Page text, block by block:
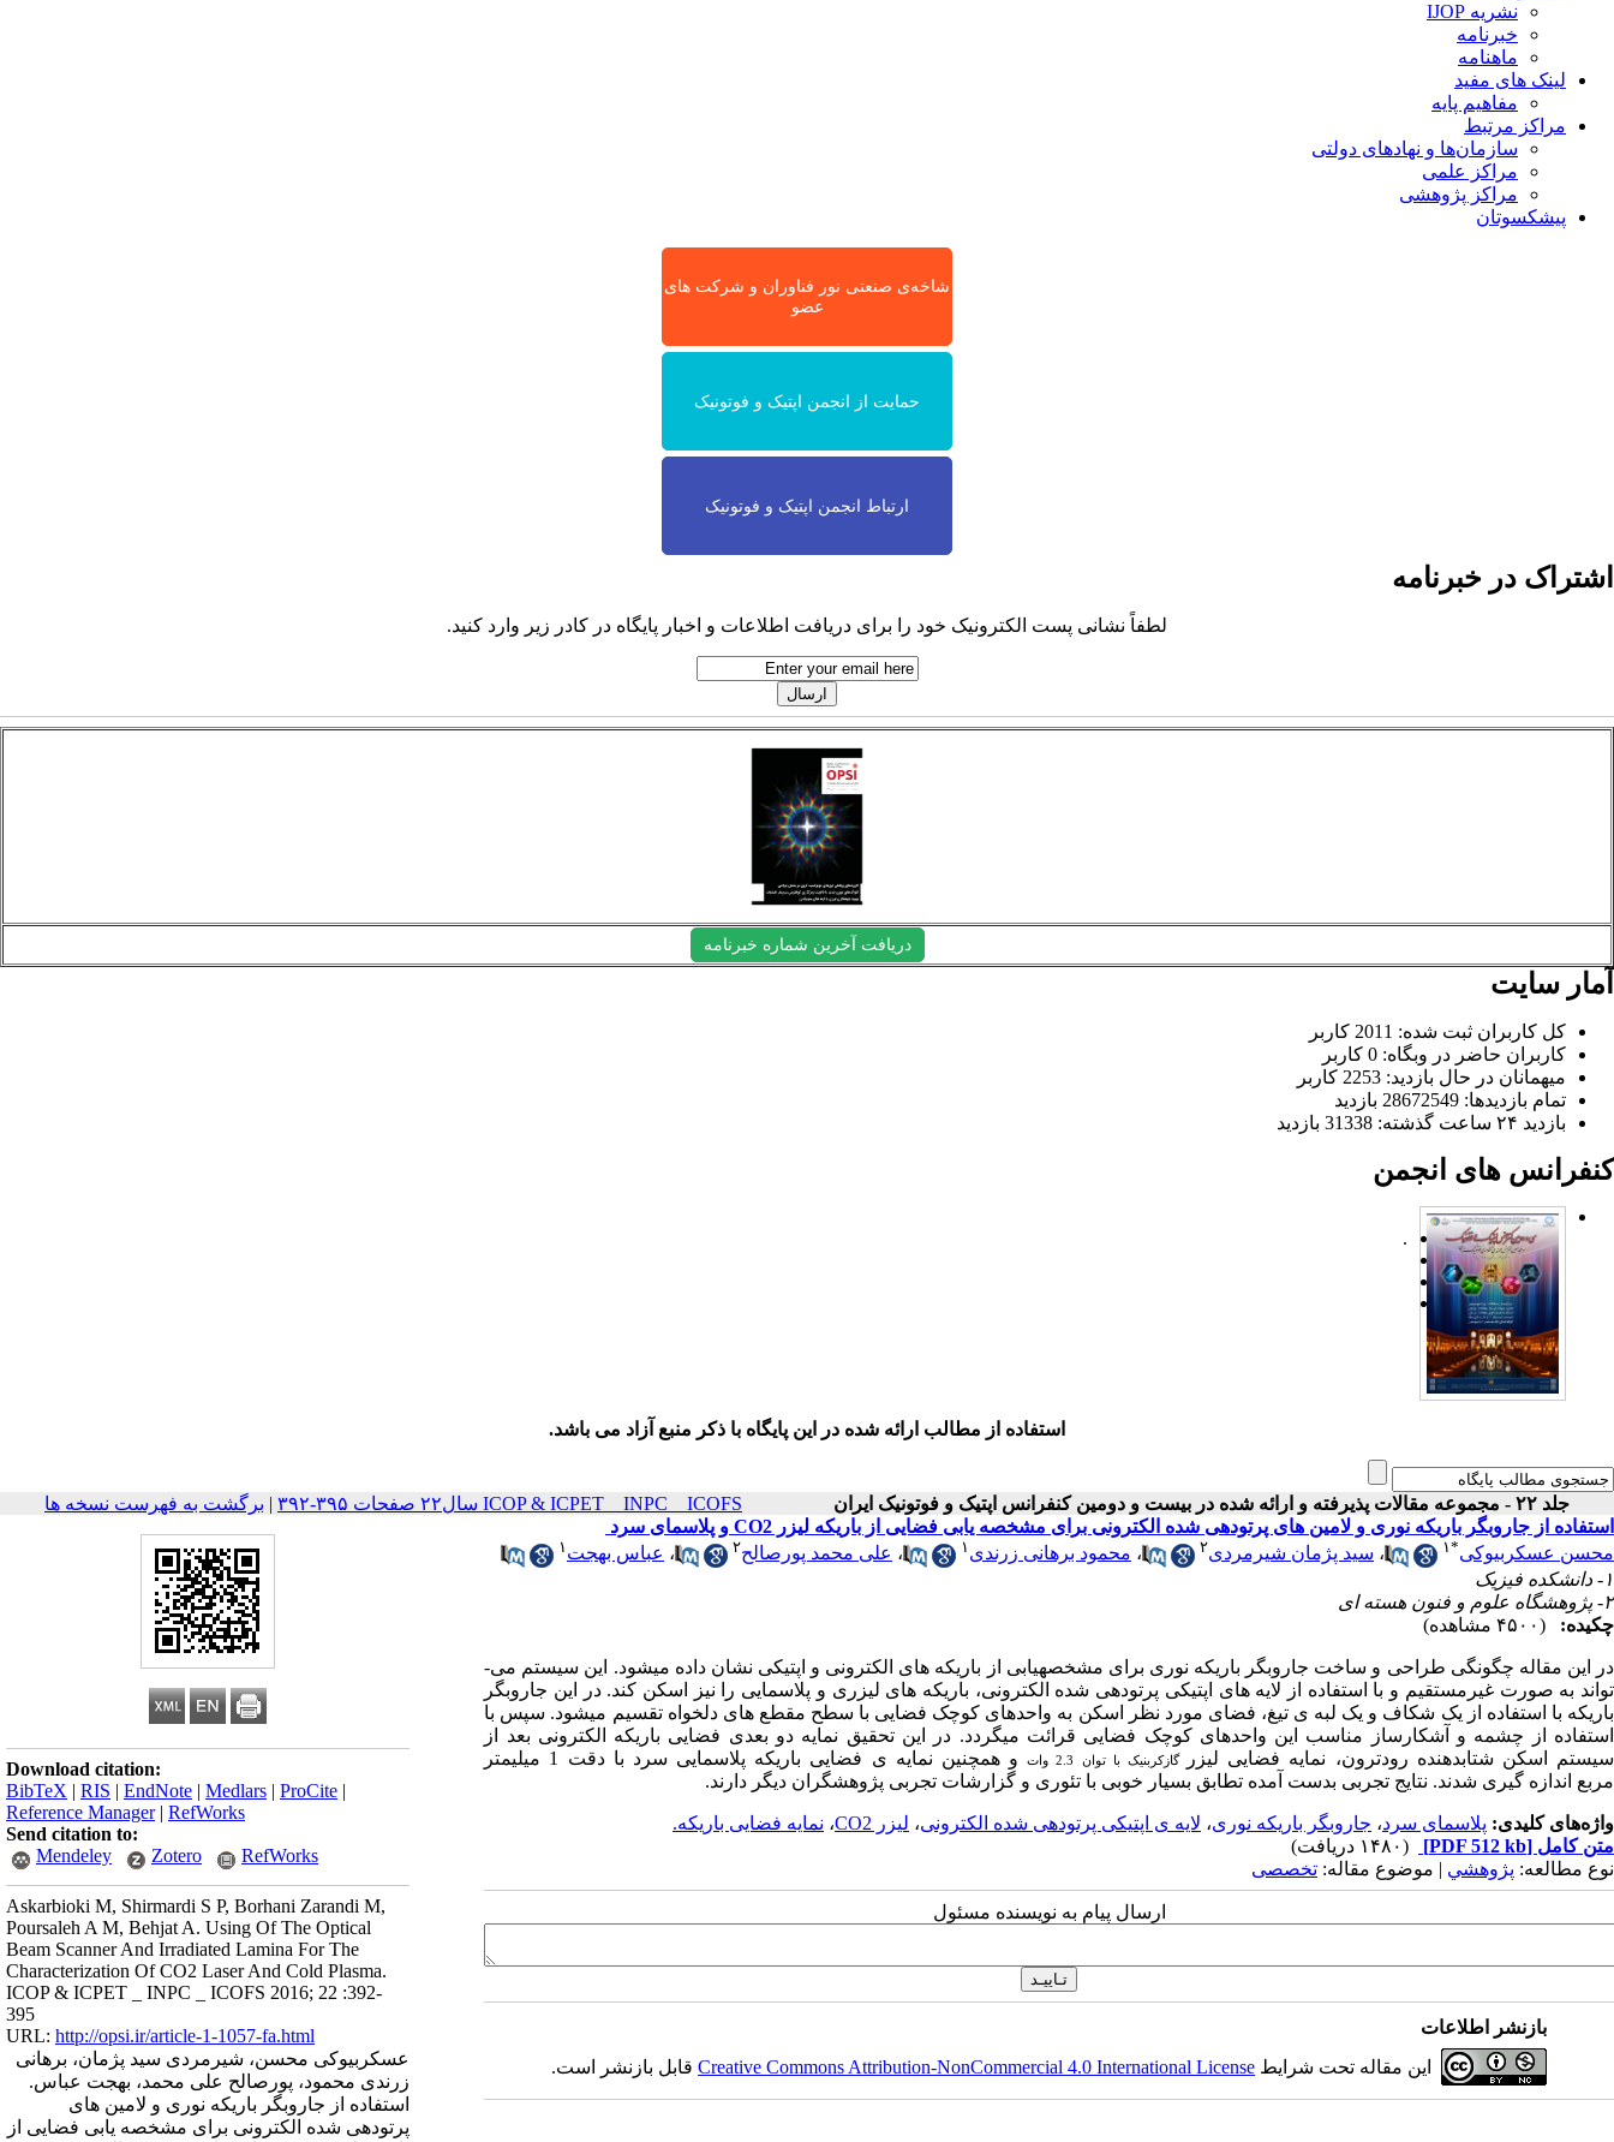
نشریه IJOP
خبرنامه
ماهنامه
لینک های مفید
مفاهیم پایه
مراکز مرتبط
سازمان‌ها و نهادهای دولتی
مراکز علمی
مراکز پژوهشی
پیشکسوتان
شاخه‌ی صنعتی نور فناوران و شرکت های
عضو
حمایت از انجمن اپتیک و فوتونیک
ارتباط انجمن اپتیک و فوتونیک
اشتراک در خبرنامه
لطفاً نشانی پست الکترونیک خود را برای دریافت اطلاعات و اخبار پایگاه در کادر زیر وارد کنید.
دریافت آخرین شماره خبرنامه
آمار سایت
کل کاربران ثبت شده: 2011 کاربر
کاربران حاضر در وبگاه: 0 کاربر
میهمانان در حال بازدید: 2253 کاربر
تمام بازدید‌ها: 28672549 بازدید
بازدید ۲۴ ساعت گذشته: 31338 بازدید
کنفرانس های انجمن
.
استفاده از مطالب ارائه شده در این پایگاه با ذکر منبع آزاد می باشد.
جلد ۲۲ - مجموعه مقالات پذیرفته و ارائه شده در بیست و دومین کنفرانس اپتیک و فوتونیک ایران ICOP & ICPET _ INPC _ ICOFS سال۲۲ صفحات ۳۹۵-۳۹۲ | برگشت به فهرست نسخه ها
Download citation:
BibTeX | RIS | EndNote | Medlars | ProCite |
Reference Manager| RefWorks
Send citation to:
Mendeley
Zotero RefWorks
Askarbioki M, Shirmardi S P, Borhani Zarandi M,
Poursaleh A M, Behjat A. Using Of The Optical
Beam Scanner And Irradiated Lamina For The
Characterization Of CO2 Laser And Cold Plasma.
ICOP & ICPET _ INPC _ ICOFS 2016; 22 :392-
395
URL: http://opsi.ir/article-1-1057-fa.html
عسکربیوکی محسن، شیرمردی سید پژمان، برهانی
زرندی محمود، پورصالح علی محمد، بهجت عباس.
استفاده از جاروبگر باریکه نوری و لامین های
پرتودهی شده الکترونی برای مشخصه ‏یابی فضایی از
استفاده از جاروبگر باریکه نوری و لامین های پرتودهی شده الکترونی برای مشخصه ‏یابی فضایی از باریکه لیزر ‏CO2‎‏ و پلاسمای سرد‎ ‎
محسن عسکربیوکی*۱ ، سید پژمان شیرمردی۲ ، محمود برهانی زرندی ۱ ، علی محمد پورصالح۲ ، عباس بهجت ۱
۱- دانشکده فیزیک
۲- پژوهشگاه علوم و فنون هسته ای
چکیده:
(۴۵۰۰ مشاهده)
در این مقاله چگونگی طراحی و ساخت جاروبگر باریکه نوریبرای مشخصه­یابی از باریکه ­های الکترونی و اپتیکی نشان داده می­شود. این سیستم می­
تواند به صورت غیرمستقیم و با استفاده از لایه­ های اپتیکی پرتودهی شده الکترونی، باریکه ­های لیزری و پلاسمایی را نیز اسکن کند. در این جاروبگر
باریکه با استفاده از یک شکاف و یک لبه­ ی تیغ، فضای مورد نظر اسکن به واحدهای کوچک فضایی با سطح مقطع­ های دلخواه تقسیم می­شود. سپس با
استفاده از چشمه و آشکارساز مناسب این واحدهای کوچک فضایی قرائت می­گردد. در این تحقیق نمایه دو بعدی فضایی باریکه الکترونی بعد از
سیستم اسکن شتابدهنده رودترون، نمایه فضایی لیزر
گازکربنیک با توان 2.3 وات
و همچنین نمایه ­ی فضایی باریکه پلاسمایی سرد با دقت 1 میلیمتر
مربع اندازه ­گیری شدند. نتایج تجربی بدست آمده تطابق بسیار خوبی با تئوری و گزارشات تجربی پژوهشگران دیگر دارند.
واژه‌های کلیدی: پلاسمای سرد، جاروبگر باریکه نوری، لایه ی اپتیکی پرتودهی شده الکترونی، لیزر ‏CO2‎ ، نمایه فضایی باریکه‎.‎
متن کامل [PDF 512 kb]
(۱۴۸۰ دریافت)
نوع مطالعه: پژوهشي | موضوع مقاله: تخصصی
ارسال پیام به نویسنده مسئول
بازنشر اطلاعات
این مقاله تحت شرایط Creative Commons Attribution-NonCommercial 4.0 International Licenseقابل بازنشر است.